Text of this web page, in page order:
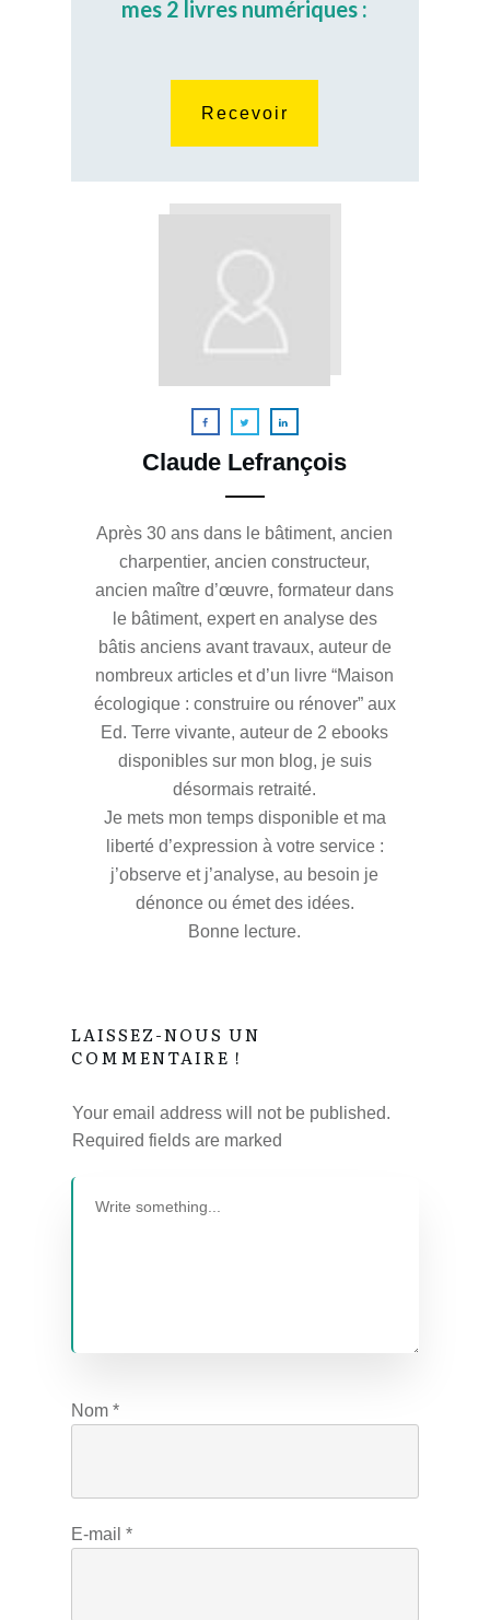
mes 2 livres numériques :
Recevoir
Claude Lefrançois
Après 30 ans dans le bâtiment, ancien
charpentier, ancien constructeur,
ancien maître d’œuvre, formateur dans
le bâtiment, expert en analyse des
bâtis anciens avant travaux, auteur de
nombreux articles et d’un livre “Maison
écologique : construire ou rénover” aux
Ed. Terre vivante, auteur de 2 ebooks
disponibles sur mon blog, je suis
désormais retraité.
Je mets mon temps disponible et ma
liberté d’expression à votre service :
j’observe et j’analyse, au besoin je
dénonce ou émet des idées.
Bonne lecture.
LAISSEZ-NOUS UN
COMMENTAIRE !
Your email address will not be published.
Required fields are marked
Nom *
E-mail *